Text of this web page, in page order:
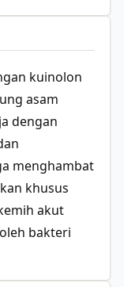
kuinolon
asam
dengan
menghambat
khusus
akut
bakteri